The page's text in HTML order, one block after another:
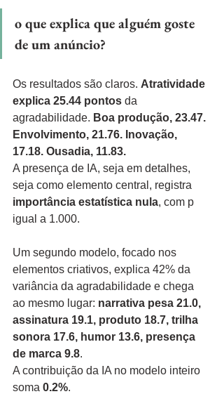
o que explica que alguém goste
de um anúncio?
Os resultados são claros. Atratividade
explica 25.44 pontos da
agradabilidade. Boa produção, 23.47.
Envolvimento, 21.76. Inovação,
17.18. Ousadia, 11.83.
A presença de IA, seja em detalhes,
seja como elemento central, registra
importância estatística nula, com p
igual a 1.000.
Um segundo modelo, focado nos
elementos criativos, explica 42% da
variância da agradabilidade e chega
ao mesmo lugar: narrativa pesa 21.0,
assinatura 19.1, produto 18.7, trilha
sonora 17.6, humor 13.6, presença
de marca 9.8.
A contribuição da IA no modelo inteiro
soma 0.2%.